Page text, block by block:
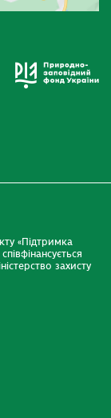
«Підтримка
захисту